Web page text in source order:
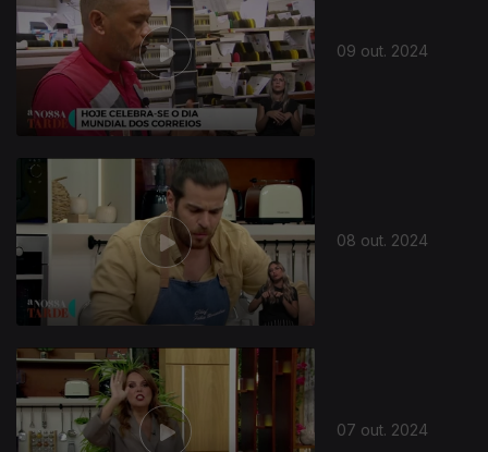
09 out. 2024
08 out. 2024
07 out. 2024